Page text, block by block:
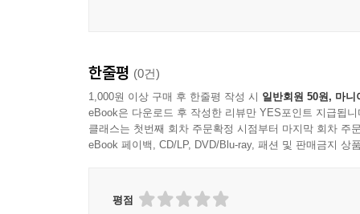
강정마을로 힘을 모으기 위해 제주 전역을 순례
강정마을 헌정공연이었다. 문정현 신부, 심리전문
이들이 함께했으며, 극단 「종이로 만든 배」의 입
작가들의 발자국에 관심과 격려가 함께 하길 빈다.
한줄평 (0건)
1,000원 이상 구매 후 한줄평 작성 시 일반회원 50원, 마니
eBook은 다운로드 후 작성한 리뷰만 YES포인트 지급됩니
클래스는 첫번째 회차 주문확정 시점부터 마지막 회차 주
eBook 페이백, CD/LP, DVD/Blu-ray, 패션 및 판매금지 상
평점